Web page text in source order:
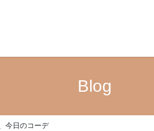
Blog
今日のコーデ